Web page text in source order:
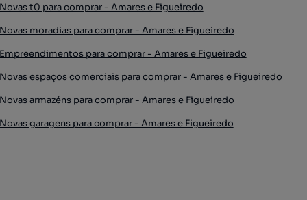
Novas t0 para comprar - Amares e Figueiredo
Novas moradias para comprar - Amares e Figueiredo
Empreendimentos para comprar - Amares e Figueiredo
Novas espaços comerciais para comprar - Amares e Figueiredo
Novas armazéns para comprar - Amares e Figueiredo
Novas garagens para comprar - Amares e Figueiredo